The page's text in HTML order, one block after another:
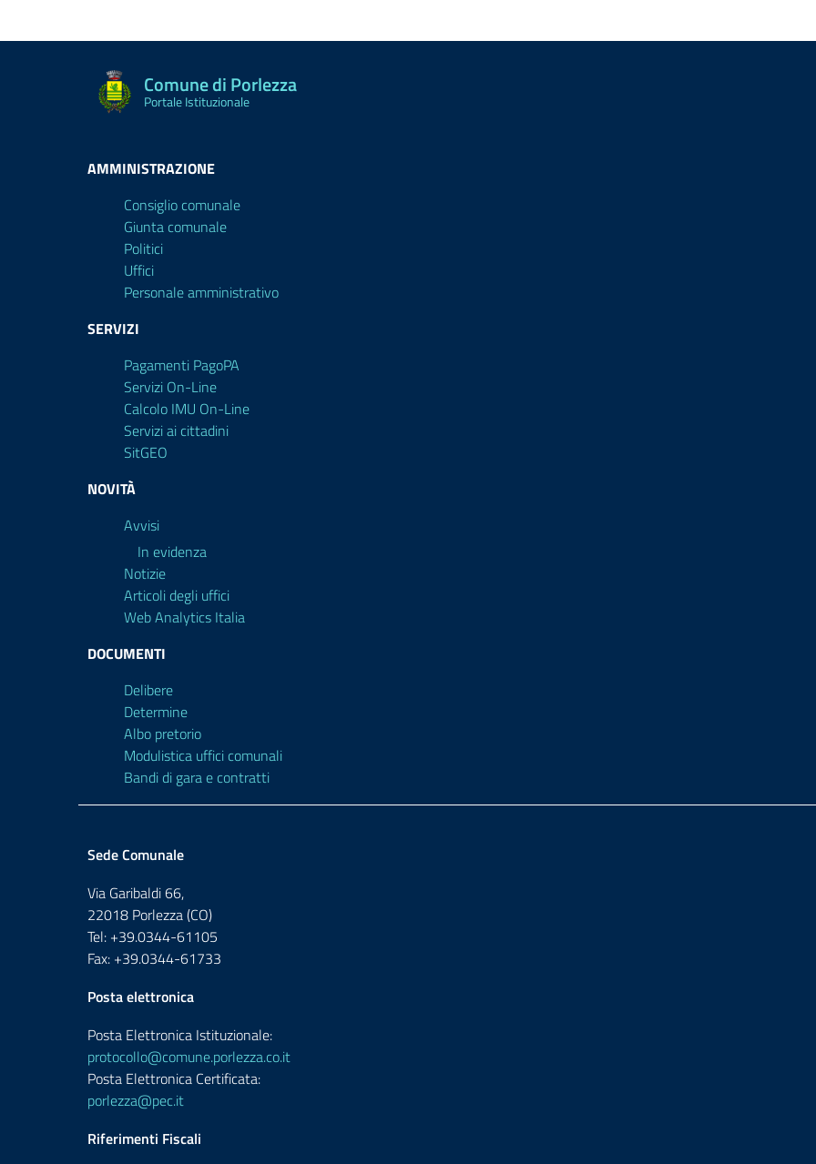
Comune di Porlezza
Portale Istituzionale
AMMINISTRAZIONE
Consiglio comunale
Giunta comunale
Politici
Uffici
Personale amministrativo
SERVIZI
Pagamenti PagoPA
Servizi On-Line
Calcolo IMU On-Line
Servizi ai cittadini
SitGEO
NOVITÀ
Avvisi
In evidenza
Notizie
Articoli degli uffici
Web Analytics Italia
DOCUMENTI
Delibere
Determine
Albo pretorio
Modulistica uffici comunali
Bandi di gara e contratti
Sede Comunale
Via Garibaldi 66,
22018 Porlezza (CO)
Tel: +39.0344-61105
Fax: +39.0344-61733
Posta elettronica
Posta Elettronica Istituzionale:
protocollo@comune.porlezza.co.it
Posta Elettronica Certificata:
porlezza@pec.it
Riferimenti Fiscali